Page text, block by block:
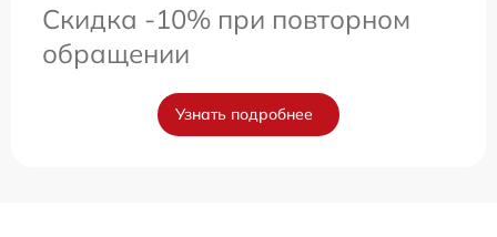
Скидка -10% при повторном
обращении
Узнать подробнее